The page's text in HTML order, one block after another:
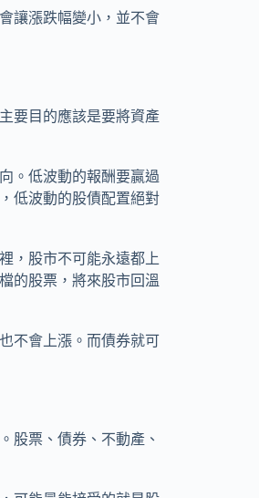
讓漲跌幅變小，並不會
要目的應該是要將資產
。低波動的報酬要贏過
低波動的股債配置絕對
，股市不可能永遠都上
的股票，將來股市回溫
不會上漲。而債券就可
股票、債券、不動產、